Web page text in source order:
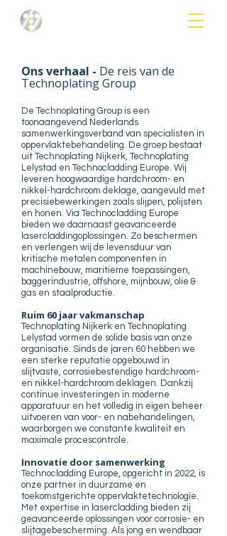
Ons verhaal - De reis van de
Technoplating Group
De Technoplating Group is een
toonaangevend Nederlands
samenwerkingsverband van specialisten in
oppervlaktebehandeling. De groep bestaat
uit Technoplating Nijkerk, Technoplating
Lelystad en Technocladding Europe. Wij
leveren hoogwaardige hardchroom- en
nikkel-hardchroom deklage, aangevuld met
precisiebewerkingen zoals slijpen, polijsten
en honen. Via Technocladding Europe
bieden we daarnaast geavanceerde
lasercladdingoplossingen. Zo beschermen
en verlengen wij de levensduur van
kritische metalen componenten in
machinebouw, maritieme toepassingen,
baggerindustrie, offshore, mijnbouw, olie &
gas en staalproductie.
Ruim 60 jaar vakmanschap
Technoplating Nijkerk en Technoplating
Lelystad vormen de solide basis van onze
organisatie. Sinds de jaren 60 hebben we
een sterke reputatie opgebouwd in
slijtvaste, corrosiebestendige hardchroom-
en nikkel-hardchroom deklagen. Dankzij
continue investeringen in moderne
apparatuur en het volledig in eigen beheer
uitvoeren van voor- en nabehandelingen,
waarborgen we constante kwaliteit en
maximale procescontrole.
Innovatie door samenwerking
Technocladding Europe, opgericht in 2022, is
onze partner in duurzame en
toekomstgerichte oppervlaktetechnologie.
Met expertise in lasercladding bieden zij
geavanceerde oplossingen voor corrosie- en
slijtagebescherming. Als jong en wendbaar